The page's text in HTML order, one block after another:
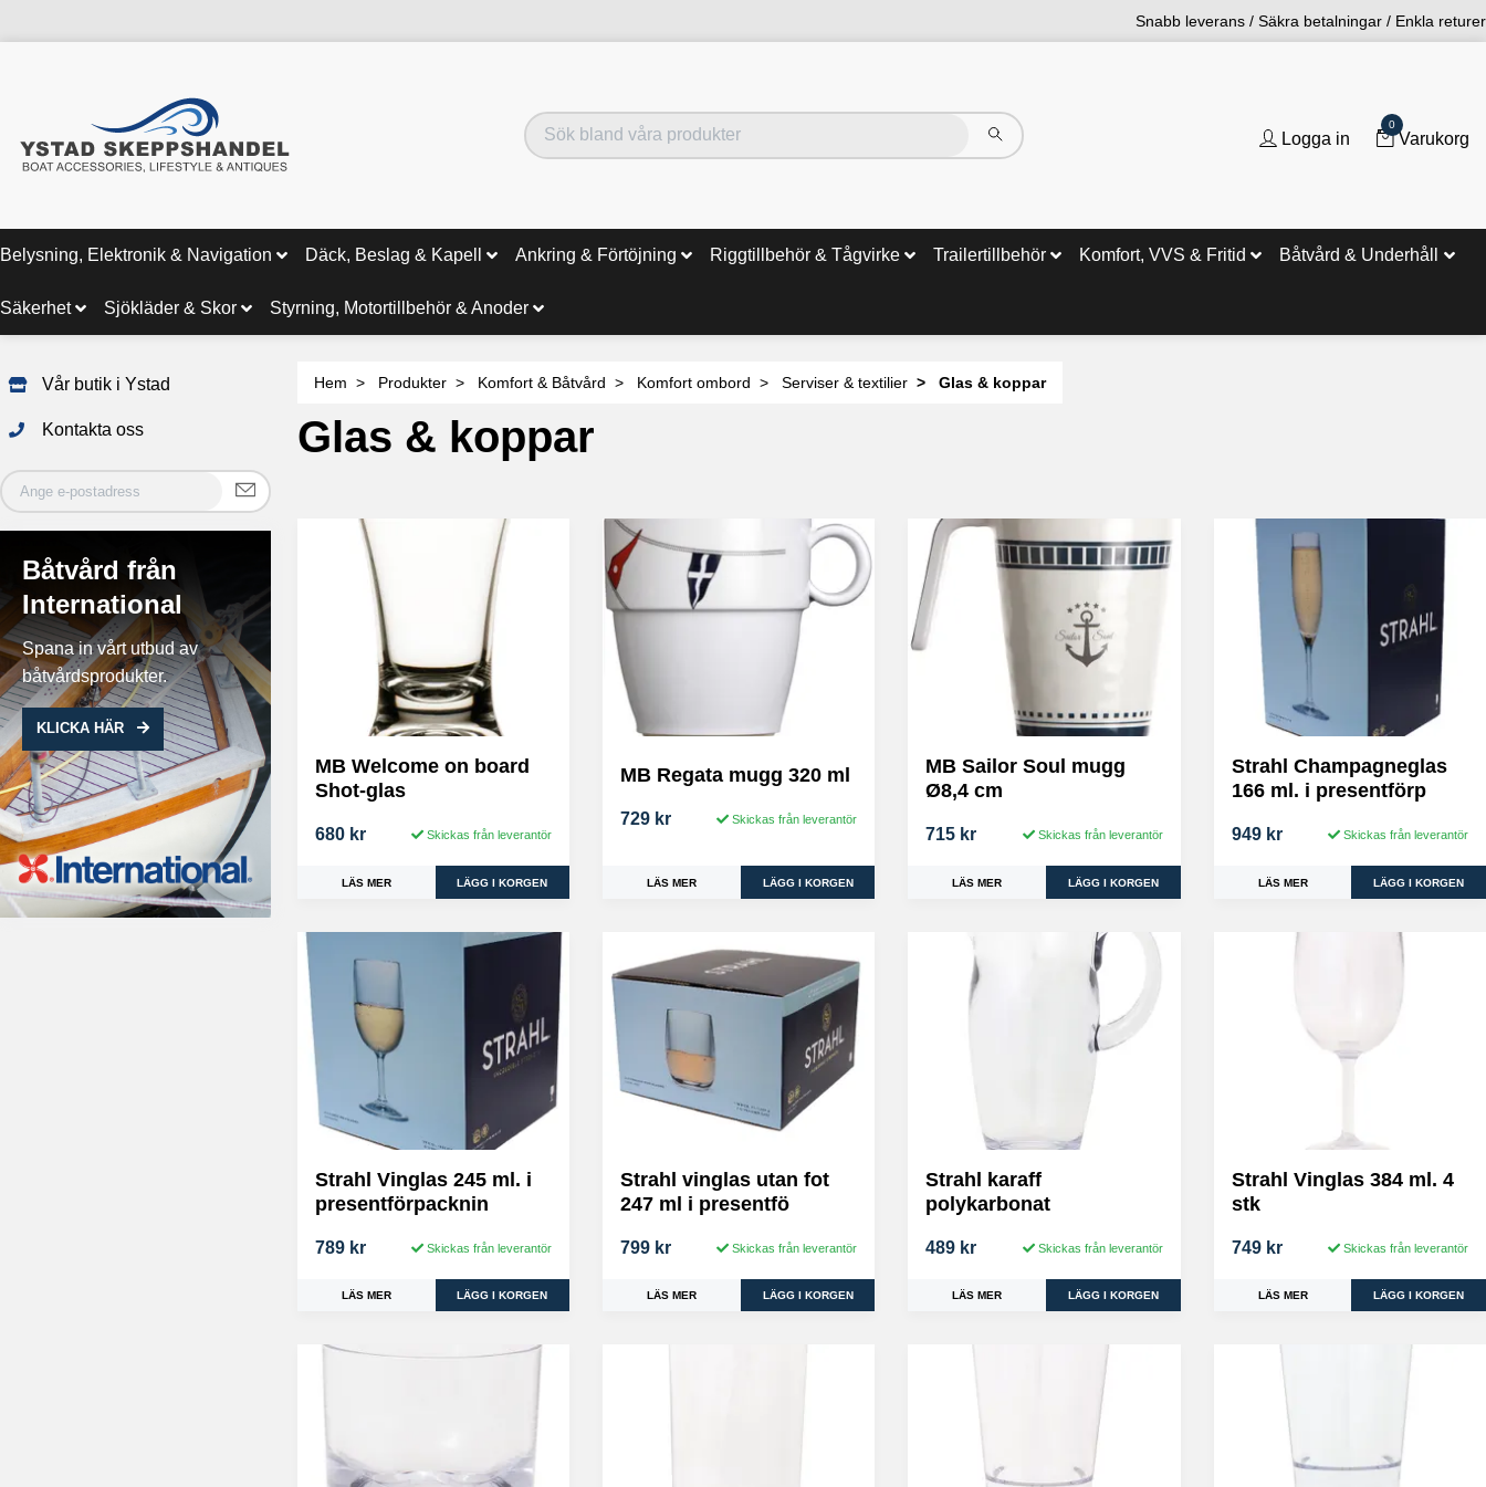
Snabb leverans / Säkra betalningar / Enkla returer
Logga in
0
Varukorg
Belysning, Elektronik & Navigation Däck, Beslag & Kapell Ankring & Förtöjning Riggtillbehör & Tågvirke Trailertillbehör Komfort, VVS & Fritid Båtvård & Underhåll
Säkerhet Sjökläder & Skor Styrning, Motortillbehör & Anoder
Vår butik i Ystad
Kontakta oss
Båtvård från
International
Spana in vårt utbud av
båtvårdsprodukter.
KLICKA HÄR
Hem Produkter Komfort & Båtvård Komfort ombord Serviser & textilier Glas & koppar
Glas & koppar
MB Welcome on board
Shot-glas
680 kr Skickas från leverantör
LÄS MER
MB Regata mugg 320 ml
729 kr Skickas från leverantör
LÄS MER
MB Sailor Soul mugg
Ø8,4 cm
715 kr Skickas från leverantör
LÄS MER
Strahl Champagneglas
166 ml. i presentförp
949 kr Skickas från leverantör
LÄS MER
Strahl Vinglas 245 ml. i
presentförpacknin
789 kr Skickas från leverantör
LÄS MER
Strahl vinglas utan fot
247 ml i presentfö
799 kr Skickas från leverantör
LÄS MER
Strahl karaff
polykarbonat
489 kr Skickas från leverantör
LÄS MER
Strahl Vinglas 384 ml. 4
stk
749 kr Skickas från leverantör
LÄS MER